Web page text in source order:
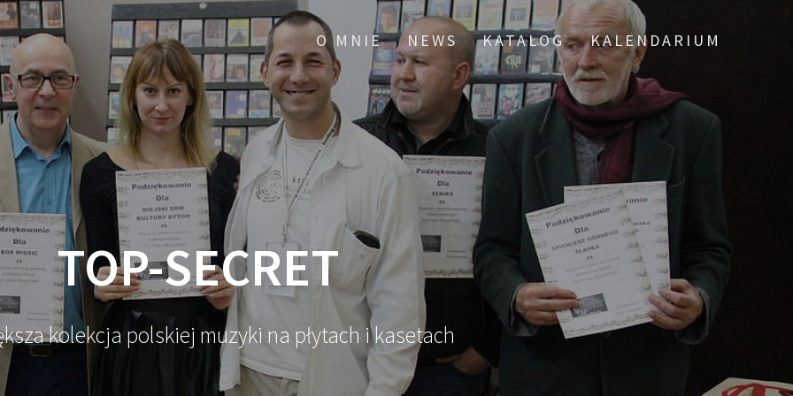
O MNIE NEWS KATALOG KALENDARIUM
TOP-SECRET
kolekcja polskiej muzyki na płytach i kasetach